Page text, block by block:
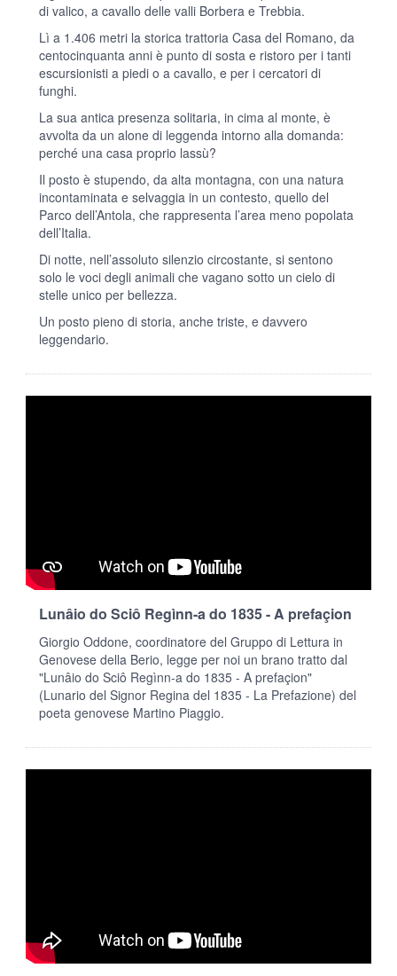
di valico, a cavallo delle valli Borbera e Trebbia.
Lì a 1.406 metri la storica trattoria Casa del Romano, da
centocinquanta anni è punto di sosta e ristoro per i tanti
escursionisti a piedi o a cavallo, e per i cercatori di
funghi.
La sua antica presenza solitaria, in cima al monte, è
avvolta da un alone di leggenda intorno alla domanda:
perché una casa proprio lassù?
Il posto è stupendo, da alta montagna, con una natura
incontaminata e selvaggia in un contesto, quello del
Parco dell’Antola, che rappresenta l’area meno popolata
dell’Italia.
Di notte, nell’assoluto silenzio circostante, si sentono
solo le voci degli animali che vagano sotto un cielo di
stelle unico per bellezza.
Un posto pieno di storia, anche triste, e davvero
leggendario.
Lunâio do Sciô Regìnn-a do 1835 - A prefaçion
Giorgio Oddone, coordinatore del Gruppo di Lettura in
Genovese della Berio, legge per noi un brano tratto dal
"Lunâio do Sciô Regìnn-a do 1835 - A prefaçion"
(Lunario del Signor Regina del 1835 - La Prefazione) del
poeta genovese Martino Piaggio.